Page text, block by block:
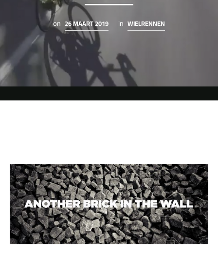
on 26 MAART 2019 in WIELRENNEN